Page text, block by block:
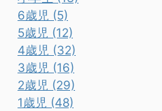
6歳児 (5)
5歳児 (12)
4歳児 (32)
3歳児 (16)
2歳児 (29)
1歳児 (48)